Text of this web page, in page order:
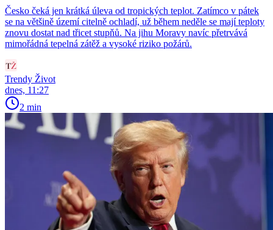
Česko čeká jen krátká úleva od tropických teplot. Zatímco v pátek
se na většině území citelně ochladí, už během neděle se mají teploty
znovu dostat nad třicet stupňů. Na jihu Moravy navíc přetrvává
mimořádná tepelná zátěž a vysoké riziko požárů.
Trendy Život
dnes, 11:27
2 min